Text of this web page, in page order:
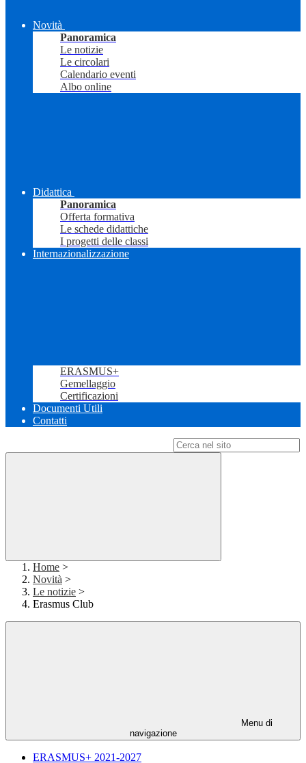
Novità
Panoramica
Le notizie
Le circolari
Calendario eventi
Albo online
Didattica
Panoramica
Offerta formativa
Le schede didattiche
I progetti delle classi
Internazionalizzazione
ERASMUS+
Gemellaggio
Certificazioni
Documenti Utili
Contatti
Home >
Novità >
Le notizie >
Erasmus Club
Menu di
navigazione
ERASMUS+ 2021-2027